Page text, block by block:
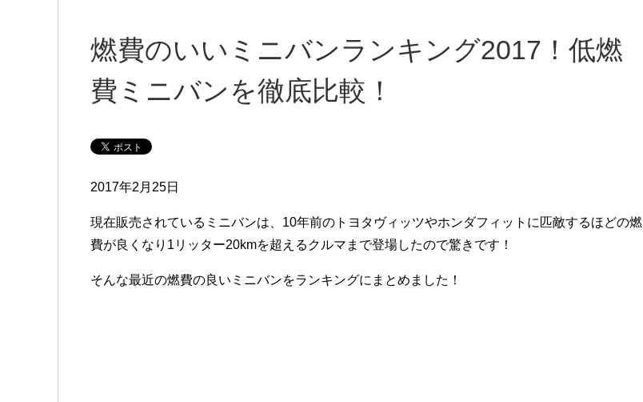
燃費のいいミニバンランキング2017！低燃
費ミニバンを徹底比較！
2017年2月25日
現在販売されているミニバンは、10年前のトヨタヴィッツやホンダフィットに匹敵するほどの燃
費が良くなり1リッター20kmを超えるクルマまで登場したので驚きです！
そんな最近の燃費の良いミニバンをランキングにまとめました！